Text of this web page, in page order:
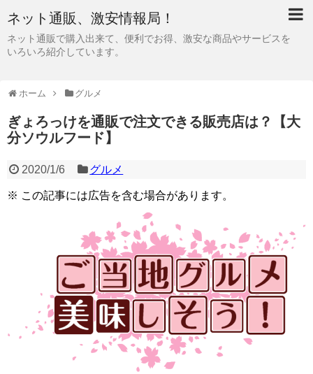
ネット通販、激安情報局！
ネット通販で購入出来て、便利でお得、激安な商品やサービスを
いろいろ紹介しています。
ホーム グルメ
ぎょろっけを通販で注文できる販売店は？【大
分ソウルフード】
2020/1/6 グルメ
※ この記事には広告を含む場合があります。